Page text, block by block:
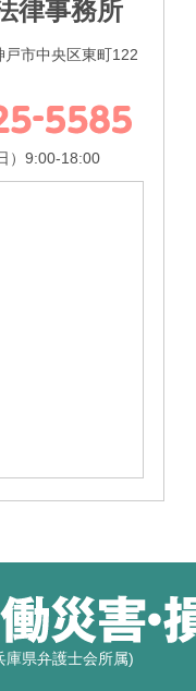
律事務所
市中央区東町122
）9:00-18:00
庫県弁護士会所属)